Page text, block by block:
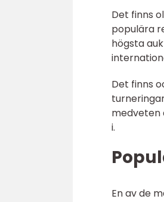
Det finns
populära
högsta
Det finns
medveten
i.
En av de